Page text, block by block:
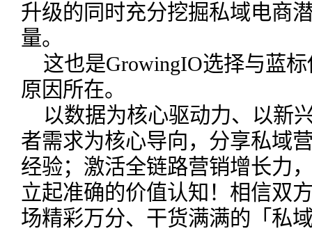
升级的同时充分挖掘私域电商
量。
这也是GrowingIO选择与蓝
原因所在。
以数据为核心驱动力、以新
者需求为核心导向，分享私域
经验；激活全链路营销增长力
立起准确的价值认知！相信双
场精彩万分、干货满满的「私